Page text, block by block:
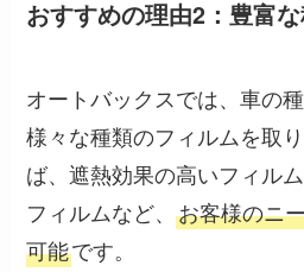
おすすめの理由2：豊富
オートバックスでは、車の
様々な種類のフィルムを取
ば、遮熱効果の高いフィル
フィルムなど、お客様のニ
可能です。